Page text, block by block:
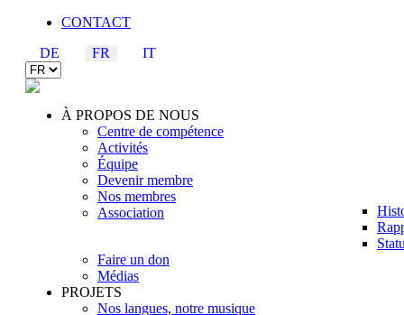
CONTACT
DE
FR IT
À PROPOS DE NOUS
Centre de compétence
Activités
Équipe
Devenir membre
Nos membres
Association
Faire un don
Médias
PROJETS
Nos langues, notre musique